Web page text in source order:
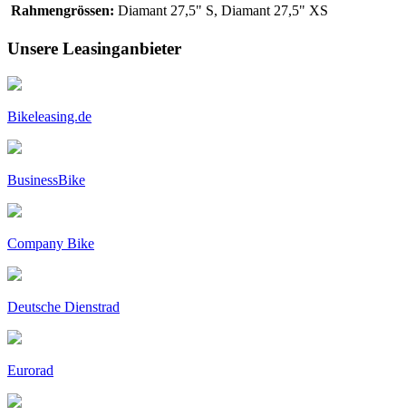
Rahmengrössen: Diamant 27,5" S, Diamant 27,5" XS
Unsere Leasinganbieter
Bikeleasing.de
BusinessBike
Company Bike
Deutsche Dienstrad
Eurorad